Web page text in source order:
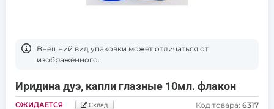
Bнешний вид упаковки может отличаться от
изображённого.
Иридина дуэ, капли глазные 10мл. флакон
ОЖИДАЕТСЯ Склад Код товара: 6317